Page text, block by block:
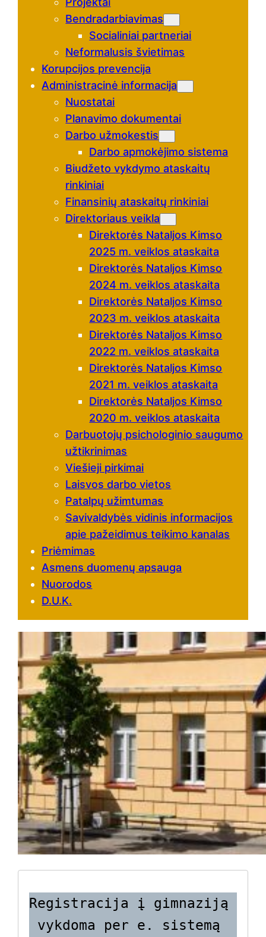
Bendradarbiavimas
Socialiniai partneriai
Neformalusis švietimas
Korupcijos prevencija
Administracinė informacija
Nuostatai
Planavimo dokumentai
Darbo užmokestis
Darbo apmokėjimo sistema
Biudžeto vykdymo ataskaitų
rinkiniai
Finansinių ataskaitų rinkiniai
Direktoriaus veikla
Direktorės Nataljos Kimso
2025 m. veiklos ataskaita
Direktorės Nataljos Kimso
2024 m. veiklos ataskaita
Direktorės Nataljos Kimso
2023 m. veiklos ataskaita
Direktorės Nataljos Kimso
2022 m. veiklos ataskaita
Direktorės Nataljos Kimso
2021 m. veiklos ataskaita
Direktorės Nataljos Kimso
2020 m. veiklos ataskaita
Darbuotojų psichologinio saugumo
užtikrinimas
Viešieji pirkimai
Laisvos darbo vietos
Patalpų užimtumas
Savivaldybės vidinis informacijos
apie pažeidimus teikimo kanalas
Priėmimas
Asmens duomenų apsauga
Nuorodos
D.U.K.
Registracija į gimnaziją